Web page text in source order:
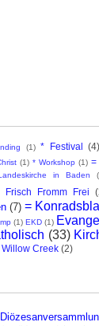
(1) * Festival (4)
(1) * Workshop (1) =
in Baden
Frisch Fromm Frei
(7) =
(1) EKD (1)
(33)
Willow Creek (2)